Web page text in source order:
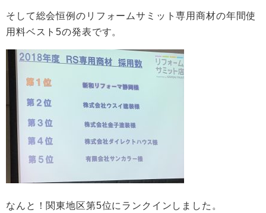
そして総会恒例のリフォームサミット専用商材の年間使
用料ベスト5の発表です。
なんと！関東地区第5位にランクインしました。